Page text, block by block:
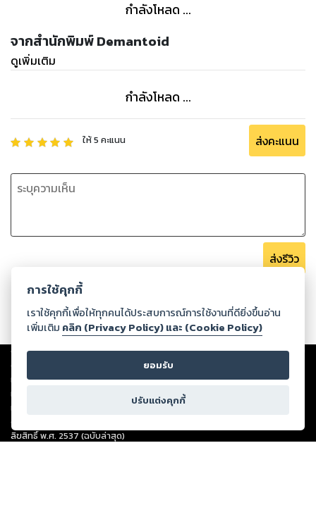
กำลังโหลด ...
จากสำนักพิมพ์ Demantoid
ดูเพิ่มเติม
กำลังโหลด ...
ให้5 คะแนน ส่งคะแนน
ส่งรีวิว
Copyright ©2026Storylog Co., Ltd. - สตอรี่ล็อกขอสงวนสิทธิ์ไม่รับผิดชอบ
ต่อผลงานหรือเนื้อหาใดที่อัปโหลดผ่านเว็บไซต์และปรากฏว่าละเมิดสิทธิใน
ทรัพย์สินทางปัญญาของบุคคลอื่นหรือขัดต่อกฎหมายและศีลธรรม ดังนั้น ผู้อ่าน
ทุกท่านโปรดใช้วิจารณญาณในการกลั่นกรองด้วยตนเอง และหากท่านพบว่าส่วน
หนึ่งส่วนใดขัดต่อกฎหมายและศีลธรรม กรุณาแจ้งมายังบริษัท เพื่อทีมงานจะได้
ดำเนินการในทันที ทั้งนี้ ทางสตอรี่ล็อกขอสงวนลิขสิทธิ์ตามพระราชบัญญัติ
ลิขสิทธิ์ พ.ศ. 2537 (ฉบับล่าสุด)
การใช้คุกกี้
เราใช้คุกกี้เพื่อให้ทุกคนได้ประสบการณ์การใช้งานที่ดียิ่งขึ้นอ่าน
เพิ่มเติม คลิก (Privacy Policy) และ (Cookie Policy)
ยอมรับ
ปรับแต่งคุกกี้